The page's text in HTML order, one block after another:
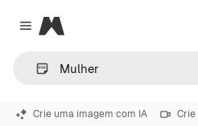
Close menu
Magnific
Crie uma imagem com IA Crie